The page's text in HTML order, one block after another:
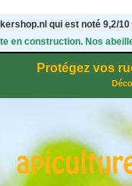
qui est noté 9,2/10
en construction. Nos
Protégez vos